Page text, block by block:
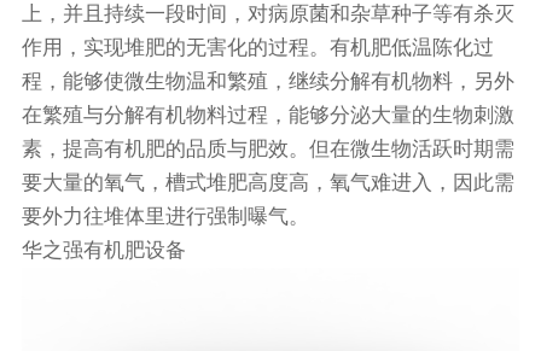
上，并且持续一段时间，对病原菌和杂草种子等有杀灭
作用，实现堆肥的无害化的过程。有机肥低温陈化过
程，能够使微生物温和繁殖，继续分解有机物料，另外
在繁殖与分解有机物料过程，能够分泌大量的生物刺激
素，提高有机肥的品质与肥效。但在微生物活跃时期需
要大量的氧气，槽式堆肥高度高，氧气难进入，因此需
要外力往堆体里进行强制曝气。
华之强有机肥设备